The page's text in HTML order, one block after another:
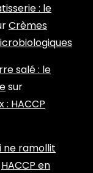
: le
Crèmes
salé : le
sur
HACCP
ne ramollit
HACCP en